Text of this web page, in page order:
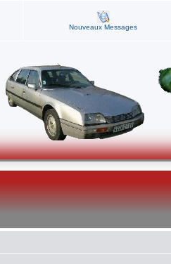
Nouveaux Messages